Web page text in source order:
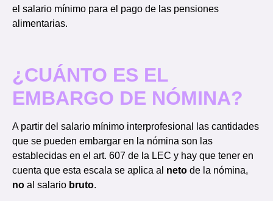
el salario mínimo para el pago de las pensiones
alimentarias.
¿CUÁNTO ES EL
EMBARGO DE NÓMINA?
A partir del salario mínimo interprofesional las cantidades
que se pueden embargar en la nómina son las
establecidas en el art. 607 de la LEC y hay que tener en
cuenta que esta escala se aplica al neto de la nómina,
no al salario bruto.